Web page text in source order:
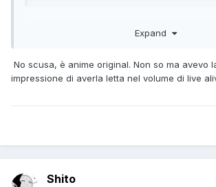
Expand
No scusa, è anime original. Non so ma avevo
impressione di averla letta nel volume di live
Shito